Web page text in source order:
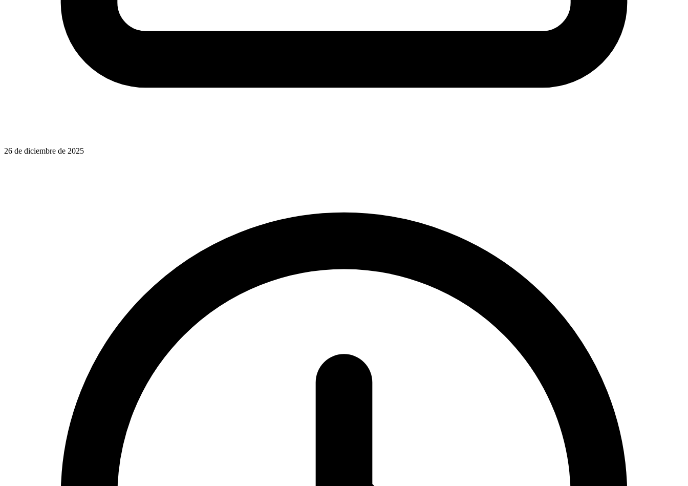
26 de diciembre de 2025